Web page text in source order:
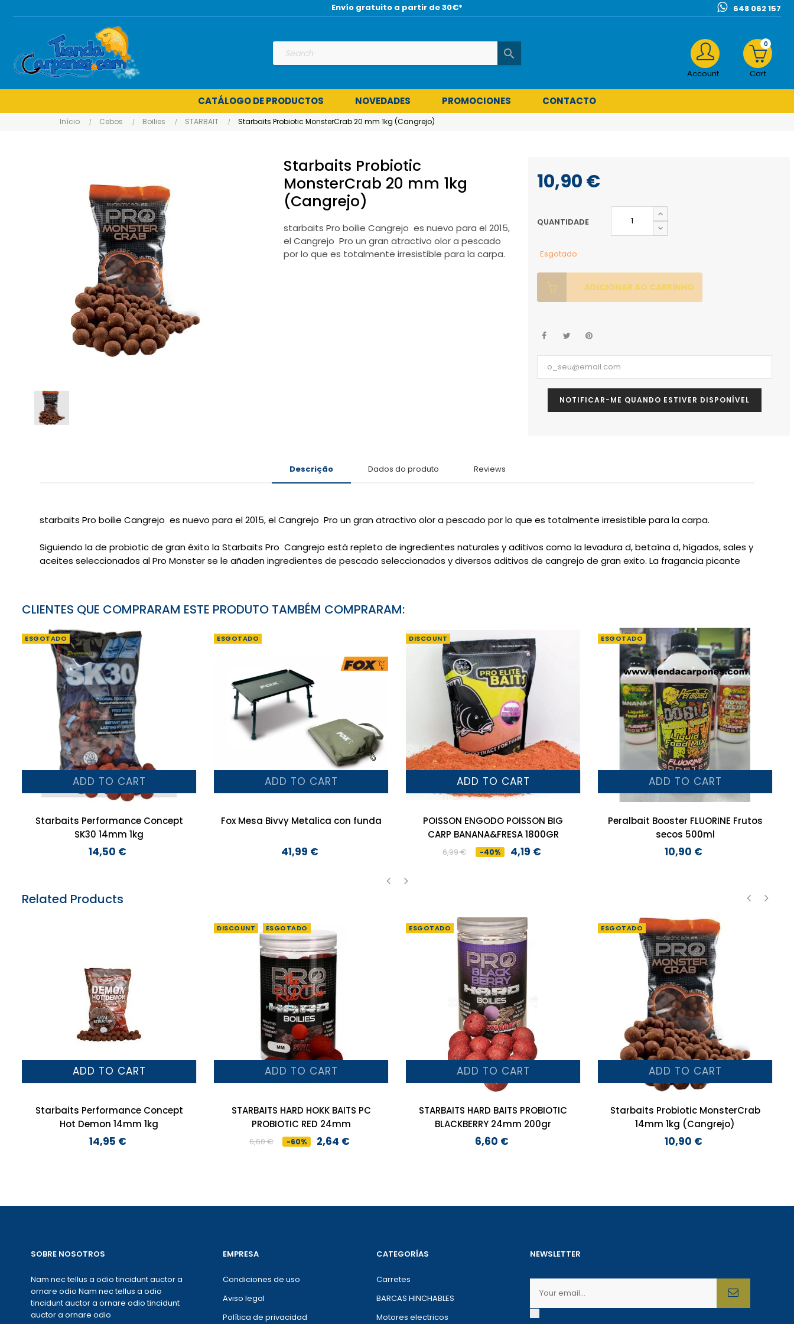
Envío gratuito a partir de 30€* 648 062 157
search
0
Cart
Account
CATÁLOGO DE PRODUCTOS NOVEDADES PROMOCIONES CONTACTO
Início Cebos Boilies STARBAIT Starbaits Probiotic MonsterCrab 20 mm 1kg (Cangrejo)
Starbaits Probiotic
MonsterCrab 20 mm 1kg
(Cangrejo)
starbaits Pro boilie Cangrejo es nuevo para el 2015,
el Cangrejo Pro un gran atractivo olor a pescado
por lo que es totalmente irresistible para la carpa.
10,90 €
QUANTIDADE
Esgotado
ADICIONAR AO CARRINHO
NOTIFICAR-ME QUANDO ESTIVER DISPONÍVEL
Descrição Dados do produto Reviews
starbaits Pro boilie Cangrejo es nuevo para el 2015, el Cangrejo Pro ungran atractivo olor a pescado por lo que es totalmente irresistible parala carpa.
Siguiendo la de probiotic de granéxito laStarbaits Pro Cangrejo está repleto de ingredientes naturales yaditivos como la levadura d,betaínad,hígados,sales y
aceites seleccionados al Pro Monster se le añadeningredientes de pescado seleccionados y diversos aditivos de cangrejo de gran exito. La fraganciapicante
CLIENTES QUE COMPRARAM ESTE PRODUTO TAMBÉM COMPRARAM:
ESGOTADO
ADD TO CART
Starbaits Performance Concept
SK30 14mm 1kg
Preço
14,50 €
ESGOTADO
ADD TO CART
Fox Mesa Bivvy Metalica con funda
Preço
41,99 €
DISCOUNT
ADD TO CART
POISSON ENGODO POISSON BIG
CARP BANANA&FRESA 1800GR
Preço
6,99 € -40%
Preço4,19 €
ESGOTADO
ADD TO CART
Peralbait Booster FLUORINE Frutos
secos 500ml
Preço
10,90 €
Related Products
ADD TO CART
Starbaits Performance Concept
Hot Demon 14mm 1kg
Preço
14,95 €
DISCOUNT ESGOTADO
ADD TO CART
STARBAITS HARD HOKK BAITS PC
PROBIOTIC RED 24mm
Preço
6,60 € -60%
Preço2,64 €
ESGOTADO
ADD TO CART
STARBAITS HARD BAITS PROBIOTIC
BLACKBERRY 24mm 200gr
Preço
6,60 €
ESGOTADO
ADD TO CART
Starbaits Probiotic MonsterCrab
14mm 1kg (Cangrejo)
Preço
10,90 €
SOBRE NOSOTROS
Nam nec tellus a odio tincidunt auctor a
ornare odio Nam nec tellus a odio
tincidunt auctor a ornare odio tincidunt
auctor a ornare odio
EMPRESA
Condiciones de uso
Aviso legal
Política de privacidad
CATEGORÍAS
Carretes
BARCAS HINCHABLES
Motores electricos
NEWSLETTER